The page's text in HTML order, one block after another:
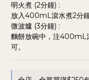
明火煮 (2分鐘) :
放入400mL滾水煮2分鐘
微波爐 (3分鐘) :
麵餅放碗中，注400mL
可。